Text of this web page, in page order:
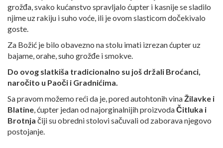
grožđa, svako kućanstvo spravljalo ćupter i kasnije se sladilo
njime uz rakiju i suho voće, ili je ovom slasticom dočekivalo
goste.
Za Božić je bilo obavezno na stolu imati izrezan ćupter uz
bajame, orahe, suho grožđe i smokve.
Do ovog slatkiša tradicionalno su još držali Broćanci,
naročito u Paoči i Gradnićima.
Sa pravom možemo reći da je, pored autohtonih vinaŽilavke i
Blatine, ćupter jedan od najorginalnijih proizvodaČitluka i
Brotnja čiji su obredni stolovi sačuvali od zaborava njegovo
postojanje.